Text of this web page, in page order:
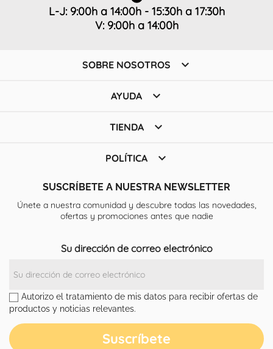
L-J: 9:00h a 14:00h - 15:30h a 17:30h
V: 9:00h a 14:00h
SOBRE NOSOTROS 
AYUDA 
TIENDA 
POLÍTICA 
SUSCRÍBETE A NUESTRA NEWSLETTER
Únete a nuestra comunidad y descubre todas las novedades,
ofertas y promociones antes que nadie
Su dirección de correo electrónico
Autorizo el tratamiento de mis datos para recibir ofertas de
productos y noticias relevantes.